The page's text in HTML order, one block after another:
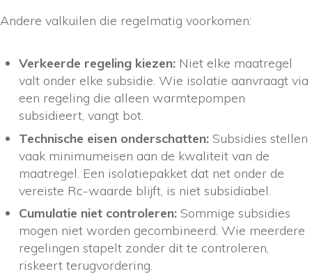
Andere valkuilen die regelmatig voorkomen:
Verkeerde regeling kiezen: Niet elke maatregel
valt onder elke subsidie. Wie isolatie aanvraagt via
een regeling die alleen warmtepompen
subsidieert, vangt bot.
Technische eisen onderschatten: Subsidies stellen
vaak minimumeisen aan de kwaliteit van de
maatregel. Een isolatiepakket dat net onder de
vereiste Rc-waarde blijft, is niet subsidiabel.
Cumulatie niet controleren: Sommige subsidies
mogen niet worden gecombineerd. Wie meerdere
regelingen stapelt zonder dit te controleren,
riskeert terugvordering.